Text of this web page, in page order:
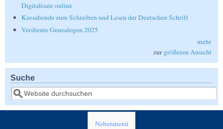
Digitalisate online
Kursabende zum Schreiben und Lesen der Deutschen Schrift
Verdiente Genealogen 2025
mehr
zur größeren Ansicht
Suche
Suche
Nebenmenü